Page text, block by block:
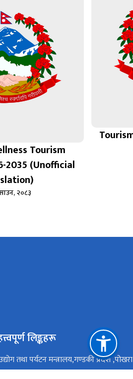
Tourism
2035 (Unofficial
२०८३
लिङ्कहरू
तथा पर्यटन मन्त्रालय,गण्डकी प्रदेश ,पोखरा